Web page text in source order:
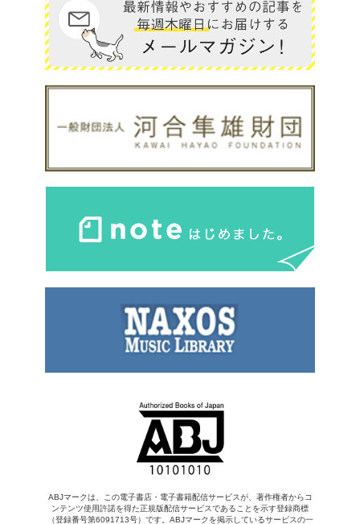
ABJマークは、この電子書店・電子書籍配信サービスが、著作権者からコ
ンテンツ使用許諾を得た正規版配信サービスであることを示す登録商標
（登録番号第6091713号）です。ABJマークを掲示しているサービスの一